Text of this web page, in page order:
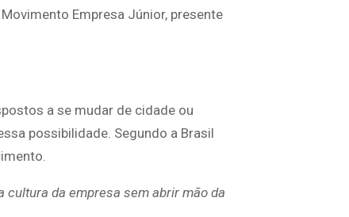
Empresa Júnior, presente
a se mudar de cidade ou
possibilidade. Segundo a Brasil
cultura da empresa sem abrir mão da